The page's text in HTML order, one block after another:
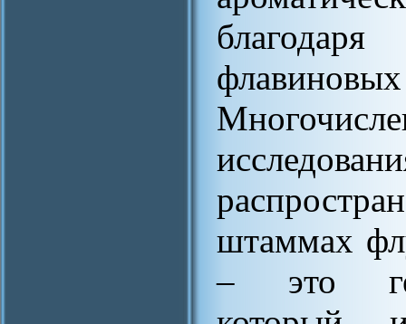
штаммах
– это ген